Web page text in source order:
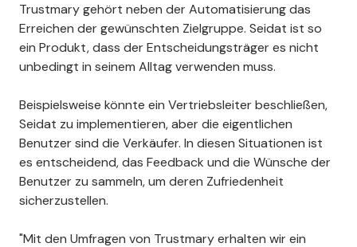
Trustmary gehört neben der Automatisierung das
Erreichen der gewünschten Zielgruppe. Seidat ist so
ein Produkt, dass der Entscheidungsträger es nicht
unbedingt in seinem Alltag verwenden muss.
Beispielsweise könnte ein Vertriebsleiter beschließen,
Seidat zu implementieren, aber die eigentlichen
Benutzer sind die Verkäufer. In diesen Situationen ist
es entscheidend, das Feedback und die Wünsche der
Benutzer zu sammeln, um deren Zufriedenheit
sicherzustellen.
"Mit den Umfragen von Trustmary erhalten wir ein